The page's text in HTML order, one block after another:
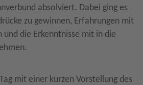
absolviert. Dabei ging es
zu gewinnen, Erfahrungen mit
und die Erkenntnisse mit in die
mit einer kurzen Vorstellung des